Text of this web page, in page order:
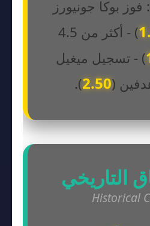
بوكا جونيورز
) - أكثر من 4.5
) - تسجيل ميغيل
(
2.50
).
التاريخي
Historical